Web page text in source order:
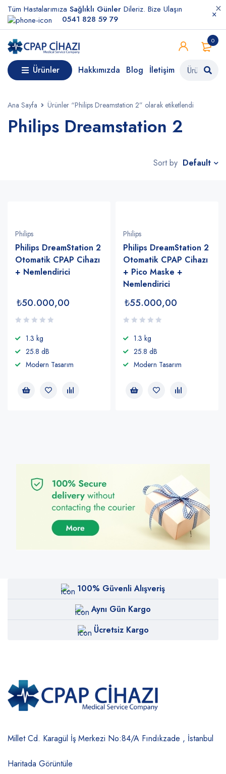
Tüm Hastalarımıza Sağlıklı Günler Dileriz. Bize Ulaşın
0541 828 59 79
0
Ürünler Hakkımızda Blog İletişim
Ana Sayfa Ürünler “Philips Dreamstation 2” olarak etiketlendi
Philips Dreamstation 2
Sort by Default
Philips
Philips DreamStation 2
Otomatik CPAP Cihazı
+ Nemlendirici
₺50.000,00
1.3 kg
25.8 dB
Modern Tasarım
Philips
Philips DreamStation 2
Otomatik CPAP Cihazı
+ Pico Maske +
Nemlendirici
₺55.000,00
1.3 kg
25.8 dB
Modern Tasarım
100% Güvenli Alışveriş
Aynı Gün Kargo
Ücretsiz Kargo
Millet Cd. Karagül İş Merkezi No:84/A Fındıkzade , İstanbul
Haritada Görüntüle